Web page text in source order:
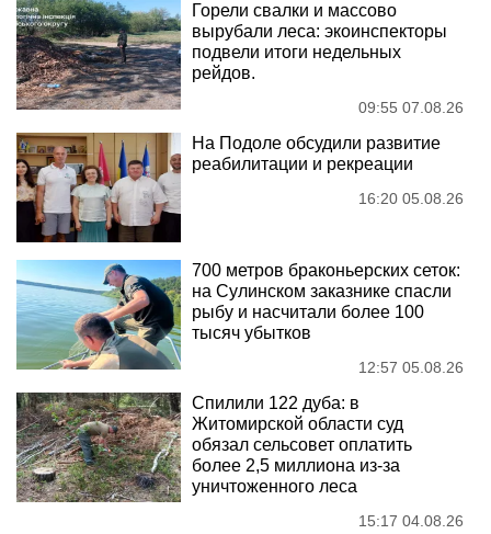
Горели свалки и массово
вырубали леса: экоинспекторы
подвели итоги недельных
рейдов.
09:55 07.08.26
На Подоле обсудили развитие
реабилитации и рекреации
16:20 05.08.26
700 метров браконьерских сеток:
на Сулинском заказнике спасли
рыбу и насчитали более 100
тысяч убытков
12:57 05.08.26
Спилили 122 дуба: в
Житомирской области суд
обязал сельсовет оплатить
более 2,5 миллиона из-за
уничтоженного леса
15:17 04.08.26